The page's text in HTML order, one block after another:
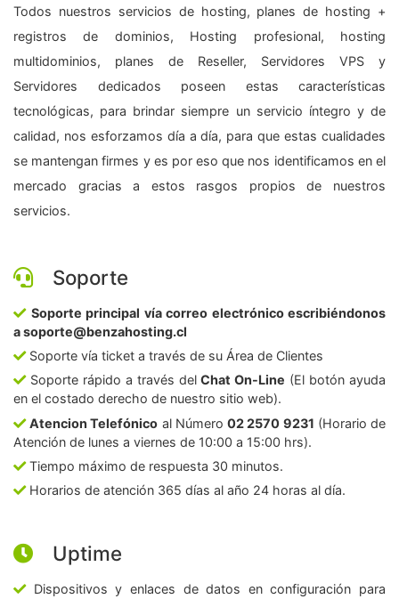
Todos nuestros servicios de hosting, planes de hosting +
registros de dominios, Hosting profesional, hosting
multidominios, planes de Reseller, Servidores VPS y
Servidores dedicados poseen estas características
tecnológicas, para brindar siempre un servicio íntegro y de
calidad, nos esforzamos día a día, para que estas cualidades
se mantengan firmes y es por eso que nos identificamos en el
mercado gracias a estos rasgos propios de nuestros
servicios.
Soporte
Soporte principal vía correo electrónico escribiéndonos
a soporte@benzahosting.cl
Soporte vía ticket a través de su Área de Clientes
Soporte rápido a través delChat On-Line (El botón ayuda
en el costado derecho de nuestro sitio web).
Atencion Telefónico al Número02 2570 9231 (Horario de
Atención de lunes a viernes de 10:00 a 15:00 hrs).
Tiempo máximo de respuesta 30 minutos.
Horarios de atención 365 días al año 24 horas al día.
Uptime
Dispositivos y enlaces de datos en configuración para